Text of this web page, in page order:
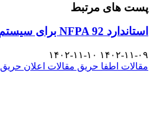
پست های مرتبط
استاندارد NFPA 92 برای سیستم کنترل دود ساختمان
۱۴۰۲-۱۱-۰۹ ۱۴۰۲-۱۱-۱۰
مقالات اطفا حریق مقالات اعلان حریق